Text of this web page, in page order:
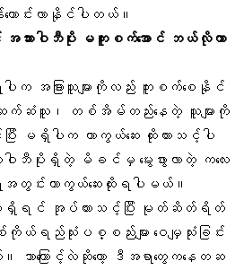
ောင်းလာနိုင်ပါတယ်။
ာင် အသားဝါဘီပိုး မကူးစက်အောင် ဘယ်လိုကာ
အခြားသူများကိုလည်း ကူးစက်စေနိုင်
သူ၊ တစ်အိမ်တည်းနေတဲ့ သူများကို
မရှိပါက ကာကွယ်ဆေး ထိုးထားသင့်ပါ
ါဘီပိုးရှိတဲ့ မိခင်မှ မွေးဖွားလာတဲ့ ကလေး
ရီအတွင်းကာကွယ်ဆေးထိုးရပါမယ်။
းရှိရင် အုပ်ထားသင့်ပြီး မုတ်ဆိတ်ရိတ်
ကိုယ်ရည်သုံးပစ္စည်းများ ဝေမျှသုံးခြင်း
ဘာကြောင့်လဲဆိုတော့ ဒီအရာတွေကနေတဆ